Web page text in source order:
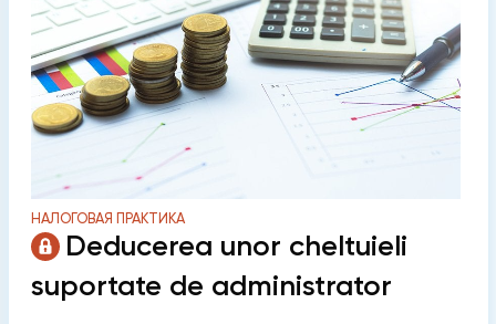
НАЛОГОВАЯ ПРАКТИКА
Deducerea unor cheltuieli
suportate de administrator